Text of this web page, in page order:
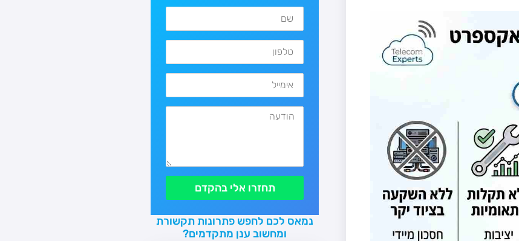
תחזרו אלי בהקדם
נמאס לכם לחפש פתרונות תקשורת
ומחשוב ענן מתקדמים?